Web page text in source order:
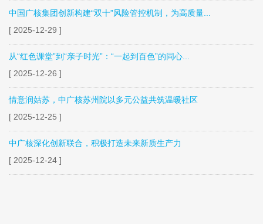
中国广核集团创新构建“双十”风险管控机制，为高质量...
[ 2025-12-29 ]
从“红色课堂”到“亲子时光”：“一起到百色”的同心...
[ 2025-12-26 ]
情意润姑苏，中广核苏州院以多元公益共筑温暖社区
[ 2025-12-25 ]
中广核深化创新联合，积极打造未来新质生产力
[ 2025-12-24 ]